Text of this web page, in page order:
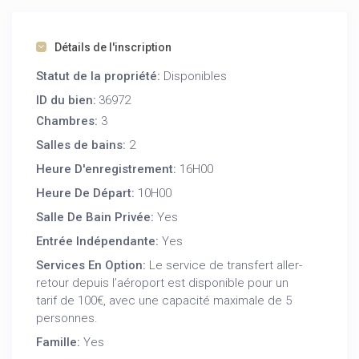
Salon confortable :
climatisation pour des moments de détente.
Salle à manger attenante avec table et chaises en
rotin.
Grand jardin arboré avec une pergola ombragée
et un espace barbecue en pierre.
Terrasse aménagée avec mobilier d’extérieur
Espace pour stationner votre véhicule.
Piscine communautaire :
Accès à une grande piscine entourée de
palmiers et d’un espace détente, parfaite pour se
rafraîchir pendant les journées chaudes.
Avantages supplémentaires :
Détails de l'inscription
Statut de la propriété: Disponibles
ID du bien: 36972
Chambres: 3
Salles de bains: 2
Heure D'enregistrement: 16H00
Heure De Départ: 10H00
Salle De Bain Privée: Yes
Entrée Indépendante: Yes
Services En Option: Le service de transfert aller-
retour depuis l’aéroport est disponible pour un
tarif de 100€, avec une capacité maximale de 5
personnes.
Famille: Yes